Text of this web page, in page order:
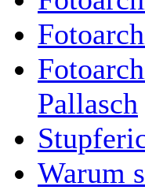
Pallasch
Warum